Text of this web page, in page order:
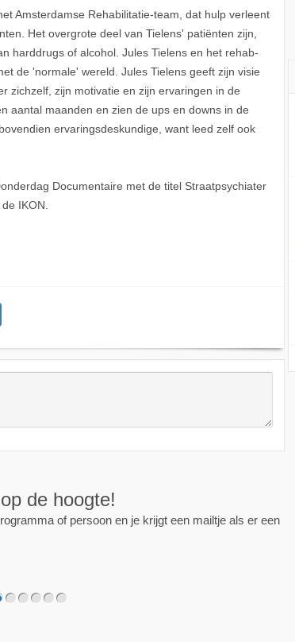
Amsterdamse Rehabilitatie-team, dat hulp verleent
Het overgrote deel van Tielens' patiënten zijn,
harddrugs of alcohol. Jules Tielens en het rehab-
de 'normale' wereld. Jules Tielens geeft zijn visie
zichzelf, zijn motivatie en zijn ervaringen in de
aantal maanden en zien de ups en downs in de
ervaringsdeskundige, want leed zelf ook
Documentaire met de titel Straatpsychiater
IKON.
de hoogte!
of persoon en je krijgt een mailtje als er een